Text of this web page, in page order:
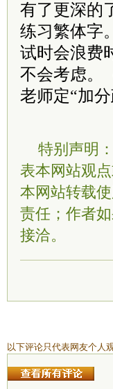
有了更深的
练习繁体字
试时会浪费
不会考虑。
老师定“加分
特别声明
表本网站观
本网站转载
责任；作者
接洽。
以下评论只代表网友个人